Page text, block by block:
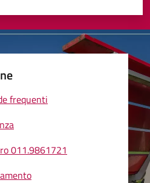
su 5
su 5
frequenti
011.9861721